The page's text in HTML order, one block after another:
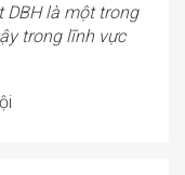
DBH là một trong
trong lĩnh vực